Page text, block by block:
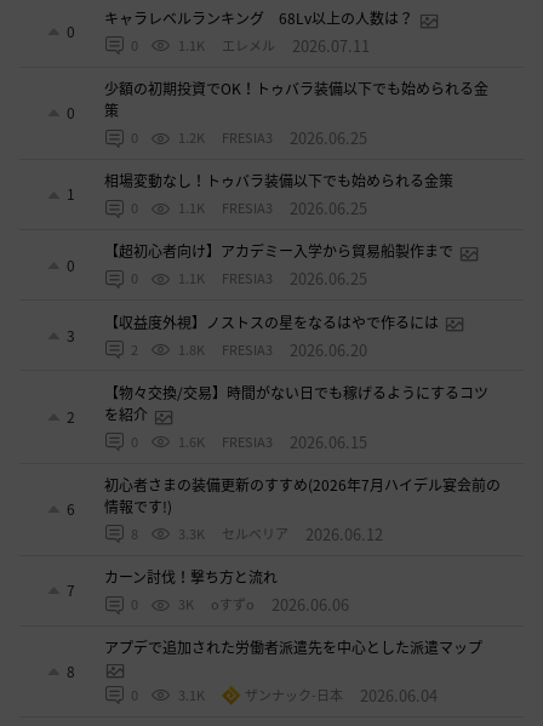
0
キャラレベルランキング 68Lv以上の人数は？
0 1.1K エレメル 2026.07.11
0
少額の初期投資でOK！トゥバラ装備以下でも始められる金
策
0 1.2K FRESIA3 2026.06.25
1
相場変動なし！トゥバラ装備以下でも始められる金策
0 1.1K FRESIA3 2026.06.25
0
【超初心者向け】アカデミー入学から貿易船製作まで
0 1.1K FRESIA3 2026.06.25
3
【収益度外視】ノストスの星をなるはやで作るには
2 1.8K FRESIA3 2026.06.20
2
【物々交換/交易】時間がない日でも稼げるようにするコツ
を紹介
0 1.6K FRESIA3 2026.06.15
6
初心者さまの装備更新のすすめ(2026年7月ハイデル宴会前の
情報です!)
8 3.3K セルベリア 2026.06.12
7
カーン討伐！撃ち方と流れ
0 3K oすずo 2026.06.06
8
アプデで追加された労働者派遣先を中心とした派遣マップ
0 3.1K ザンナック-日本 2026.06.04